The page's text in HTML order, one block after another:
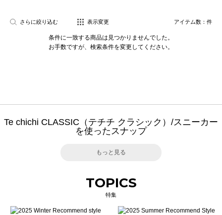
さらに絞り込む 表示変更 アイテム数： 件
条件に一致する商品は見つかりませんでした。
お手数ですが、検索条件を変更してください。
Te chichi CLASSIC（テチチ クラシック）/スニーカー
を使ったスナップ
もっと見る
TOPICS
特集